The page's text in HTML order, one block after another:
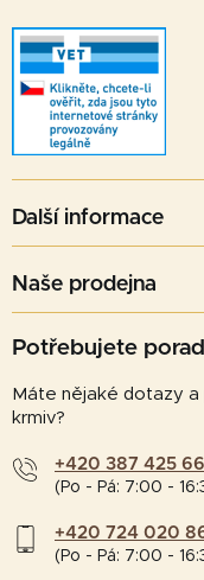
Další informace
Naše prodejna
Potřebujete
Máte nějaké dotazy
krmiv?
+420 387 425
(Po - Pá: 7:00 -
+420 724 020
(Po - Pá: 7:00 -